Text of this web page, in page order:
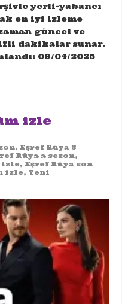
yerli-yabancı
en iyi izleme
güncel ve
dakikalar sunar.
09/04/2025
izle
, Eşref Rüya 3
Rüya a sezon,
izle, Eşref Rüya son
izle, Yeni